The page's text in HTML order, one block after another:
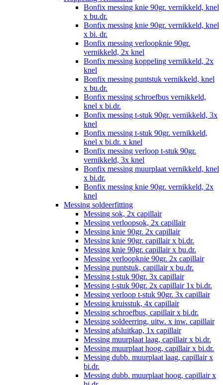
Bonfix messing knie 90gr. vernikkeld, knel
x bu.dr.
Bonfix messing knie 90gr. vernikkeld, knel
x bi. dr.
Bonfix messing verloopknie 90gr.
vernikkeld, 2x knel
Bonfix messing koppeling vernikkeld, 2x
knel
Bonfix messing puntstuk vernikkeld, knel
x bu.dr.
Bonfix messing schroefbus vernikkeld,
knel x bi.dr.
Bonfix messing t-stuk 90gr. vernikkeld, 3x
knel
Bonfix messing t-stuk 90gr. vernikkeld,
knel x bi.dr. x knel
Bonfix messing verloop t-stuk 90gr.
vernikkeld, 3x knel
Bonfix messing muurplaat vernikkeld, knel
x bi.dr.
Bonfix messing knie 90gr. vernikkeld, 2x
knel
Messing soldeerfitting
Messing sok, 2x capillair
Messing verloopsok, 2x capillair
Messing knie 90gr. 2x capillair
Messing knie 90gr. capillair x bi.dr.
Messing knie 90gr. capillair x bu.dr.
Messing verloopknie 90gr. 2x capillair
Messing puntstuk, capillair x bu.dr.
Messing t-stuk 90gr. 3x capillair
Messing t-stuk 90gr. 2x capillair 1x bi.dr.
Messing verloop t-stuk 90gr. 3x capillair
Messing kruisstuk, 4x capillair
Messing schroefbus, capillair x bi.dr.
Messing soldeerring, uitw. x inw. capillair
Messing afsluitkap, 1x capillair
Messing muurplaat laag, capillair x bi.dr.
Messing muurplaat hoog, capillair x bi.dr.
Messing dubb. muurplaat laag, capillair x
bi.dr.
Messing dubb. muurplaat hoog, capillair x